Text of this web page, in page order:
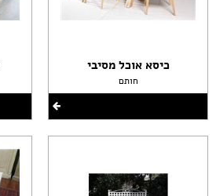
כיסא אוכל מסיבי
חותם